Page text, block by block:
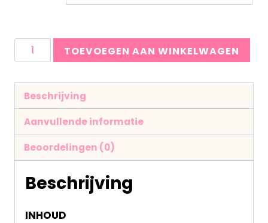
TOEVOEGEN AAN WINKELWAGEN
Beschrijving
Aanvullende informatie
Beoordelingen (0)
Beschrijving
INHOUD